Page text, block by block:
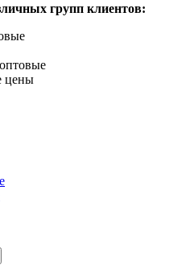
групп клиентов:
цены